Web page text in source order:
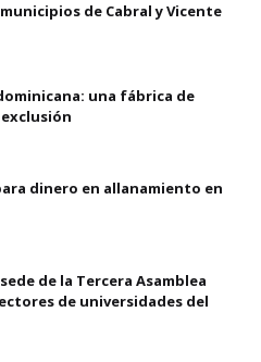
de Cabral y Vicente
una fábrica de
dinero en allanamiento en
de la Tercera Asamblea
de universidades del